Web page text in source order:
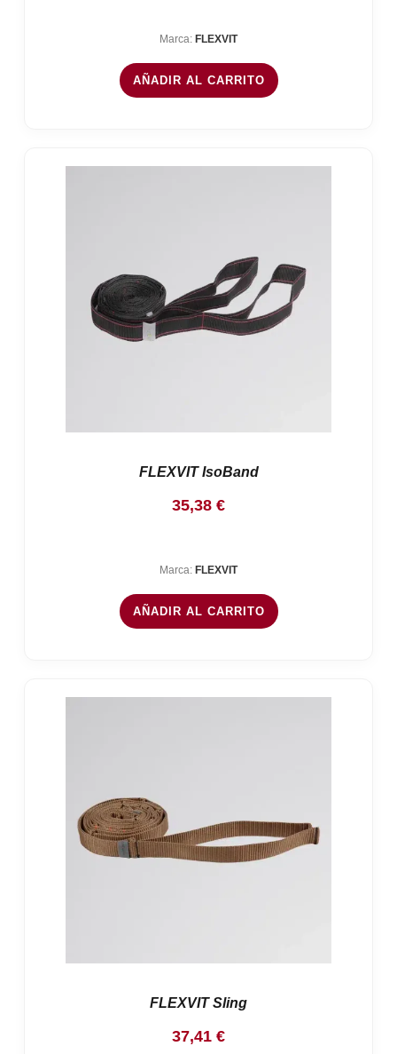
Marca: FLEXVIT
AÑADIR AL CARRITO
FLEXVIT IsoBand
35,38 €
Marca: FLEXVIT
AÑADIR AL CARRITO
FLEXVIT Sling
37,41 €